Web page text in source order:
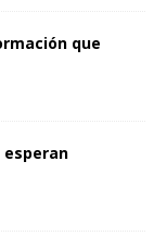
que
esperan